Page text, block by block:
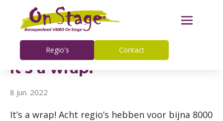
Regio's Contact
It's a wrap!
8 jun. 2022
It’s a wrap! Acht regio’s hebben voor bijna 8000